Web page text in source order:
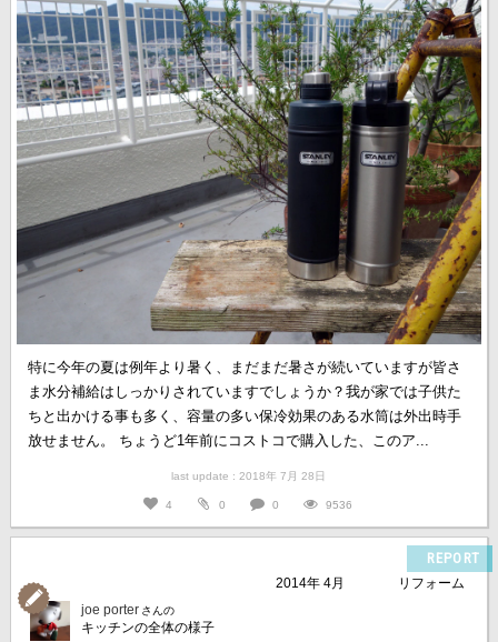
特に今年の夏は例年より暑く、まだまだ暑さが続いていますが皆さ
ま水分補給はしっかりされていますでしょうか？我が家では子供た
ちと出かける事も多く、容量の多い保冷効果のある水筒は外出時手
放せません。 ちょうど1年前にコストコで購入した、このア...
last update : 2018年 7月 28日
4 0 0 9536
REPORT
2014年 4月
リフォーム
joe porter さんの
キッチンの全体の様子